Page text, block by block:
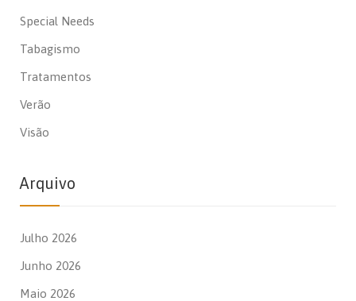
Special Needs
Tabagismo
Tratamentos
Verão
Visão
Arquivo
Julho 2026
Junho 2026
Maio 2026